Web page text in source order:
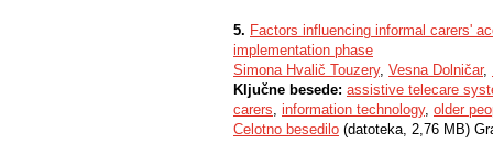
5. Factors influencing informal carers'
implementation phase
Simona Hvalič Touzery, Vesna Dolničar,
Ključne besede: assistive telecare
carers, information technology, older
Celotno besedilo (datoteka, 2,76 MB)